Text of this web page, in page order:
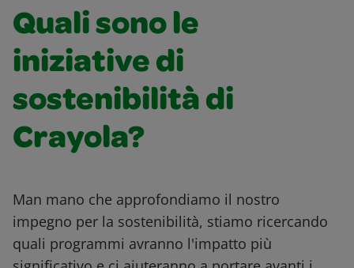
Quali sono le
iniziative di
sostenibilità di
Crayola?
Man mano che approfondiamo il nostro
impegno per la sostenibilità, stiamo ricercando
quali programmi avranno l'impatto più